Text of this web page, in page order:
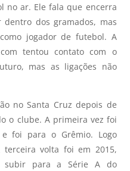
no ar. Ele fala que encerra
dos gramados, mas
jogador de futebol. A
tentou contato com o
mas as ligações não
no Santa Cruz depois de
o clube. A primeira vez foi
foi para o Grêmio. Logo
volta foi em 2015,
subir para a Série A do